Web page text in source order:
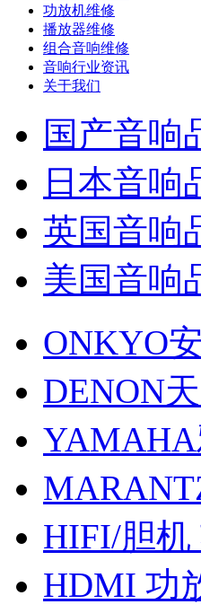
功放机维修
播放器维修
组合音响维修
音响行业资讯
关于我们
国产音响
日本音响
英国音响
美国音响
ONKYO
DENON
HIFI/胆机
HDMI 功